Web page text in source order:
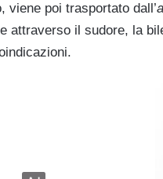
viene poi trasportato dall’
attraverso il sudore, la